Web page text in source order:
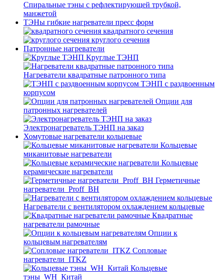
Спиральные тэны с рефлектирующей трубкой,
манжетой
ТЭНы гибкие нагреватели пресс форм
квадратного сечения
круглого сечения
Патронные нагреватели
Круглые ТЭНП
Нагреватели квадратные патронного типа
ТЭНП с раздвоенным
корпусом
Опции для
патронных нагревателей
Электронагреватель ТЭНП на заказ
Хомутовые нагреватели кольцевые
Кольцевые
миканитовые нагреватели
Кольцевые
керамические нагреватели
Герметичные
нагреватели_Proff_BH
Нагреватели с вентилятором охлаждением кольцевые
Квадратные
нагреватели рамочные
Опции к
кольцевым нагревателям
Cопловые
нагреватели_ITKZ
Кольцевые
тэны_WH_Китай